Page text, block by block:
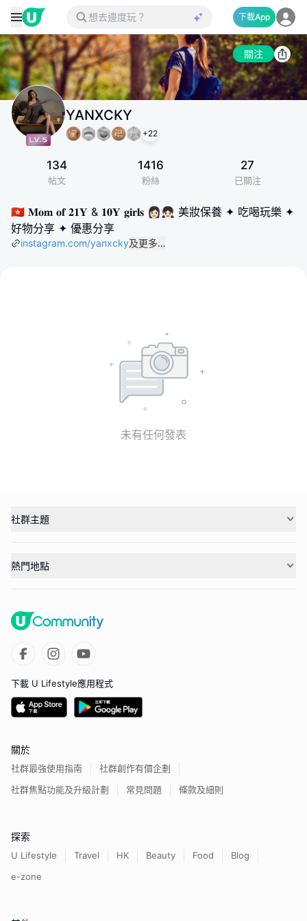
下載App
關注
YANXCKY
+22
134
帖文
1416
粉絲
27
已關注
🇭🇰 𝐌𝐨𝐦 𝐨𝐟 𝟐𝟏𝐘 & 𝟏𝟎𝐘 𝐠𝐢𝐫𝐥𝐬 👩🏻👧🏻 美妝保養 ✦ 吃喝玩樂 ✦
好物分享 ✦ 優惠分享
instagram.com/yanxcky及更多…
未有任何發表
社群主題
熱門地點
下載 U Lifestyle應用程式
關於
社群最強使用指南
社群創作有價企劃
社群焦點功能及升級計劃
常見問題 條款及細則
探索
U Lifestyle Travel HK Beauty Food
Blog
e-zone